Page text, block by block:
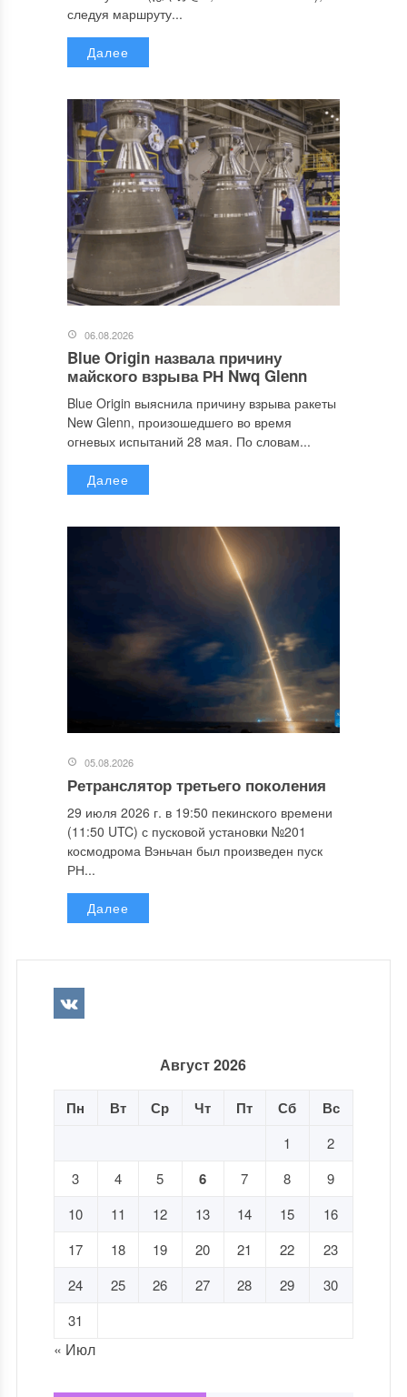
следуя маршруту...
Далее
06.08.2026
Blue Origin назвала причину
майского взрыва РН Nwq Glenn
Blue Origin выяснила причину взрыва ракеты
New Glenn, произошедшего во время
огневых испытаний 28 мая. По словам...
Далее
05.08.2026
Ретранслятор третьего поколения
29 июля 2026 г. в 19:50 пекинского времени
(11:50 UTC) с пусковой установки №201
космодрома Вэньчан был произведен пуск
РН...
Далее
Август 2026
Пн Вт Ср Чт Пт Сб Вс
1
2
3
4 5 6 7 8
9
10
11 12 13 14 15
16
17
18 19 20 21 22
23
24
25 26 27 28 29
30
31
« Июл